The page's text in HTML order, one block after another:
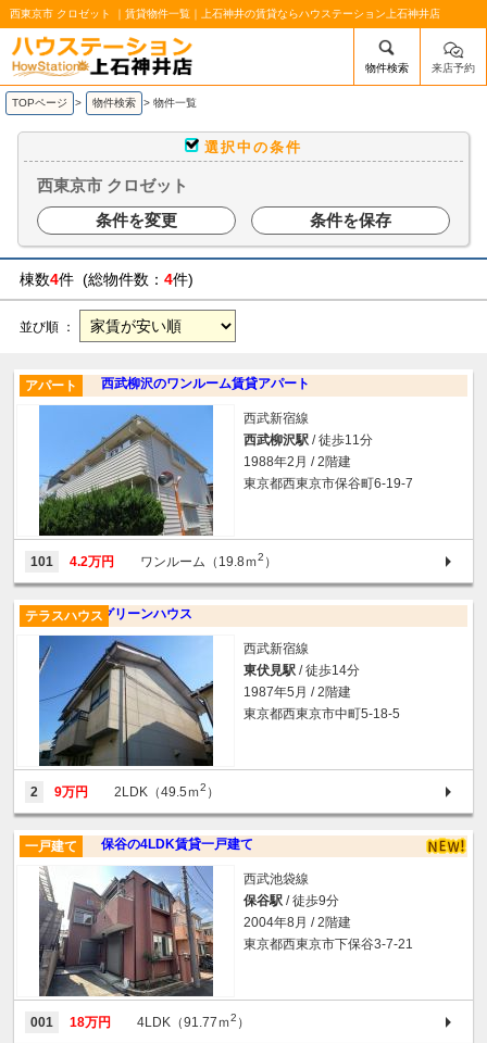
西東京市 クロゼット ｜賃貸物件一覧｜上石神井の賃貸ならハウステーション上石神井店
/mobile_img/head-logo.png
物件検索 来店予約
TOPページ > 物件検索 > 物件一覧
選択中の条件
西東京市 クロゼット
条件を変更
条件を保存
棟数4件 (総物件数： 4件)
並び順 ：
西武柳沢のワンルーム賃貸アパート
アパート
西武新宿線
西武柳沢駅 / 徒歩11分
1988年2月 / 2階建
東京都西東京市保谷町6-19-7
101 4.2万円 ワンルーム（19.8ｍ2 ）
グリーンハウス
テラスハウス
西武新宿線
東伏見駅 / 徒歩14分
1987年5月 / 2階建
東京都西東京市中町5-18-5
2 9万円 2LDK（49.5ｍ2 ）
保谷の4LDK賃貸一戸建て
一戸建て
西武池袋線
保谷駅 / 徒歩9分
2004年8月 / 2階建
東京都西東京市下保谷3-7-21
001 18万円 4LDK（91.77ｍ2 ）